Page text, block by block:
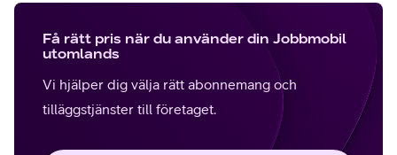
Få rätt pris när du använder din Jobbmobil
utomlands
Vi hjälper dig välja rätt abonnemang och
tilläggstjänster till företaget.